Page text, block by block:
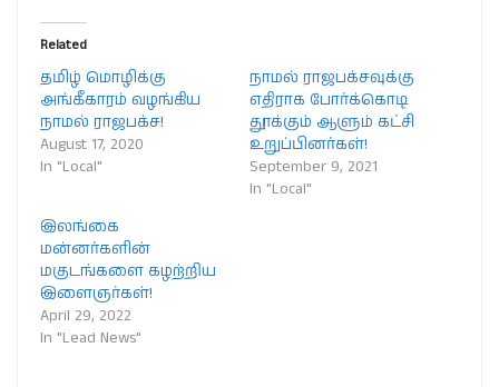
Related
தமிழ் மொழிக்கு
அங்கீகாரம் வழங்கிய
நாமல் ராஜபக்ச!
August 17, 2020
In "Local"
நாமல் ராஜபக்சவுக்கு
எதிராக போர்க்கொடி
தூக்கும் ஆளும் கட்சி
உறுப்பினர்கள்!
September 9, 2021
In "Local"
இலங்கை
மன்னர்களின்
மகுடங்களை கழற்றிய
இளைஞர்கள்!
April 29, 2022
In "Lead News"